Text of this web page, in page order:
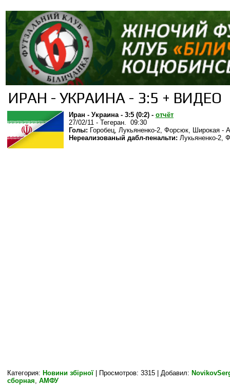
ИРАН - УКРАИНА - 3:5 + ВИДЕО
Иран - Украина - 3:5 (0:2) - отчёт
27/02/11 - Тегеран. 09:30
Голы: Горобец, Лукьяненко-2, Форсюк, Широкая -
Нереализованый дабл-пенальти: Лукьяненко-2,
Категория: Новини збірної | Просмотров: 3315 | Добавил:
сборная АМФУ